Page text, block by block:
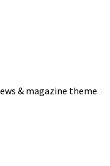
& magazine theme